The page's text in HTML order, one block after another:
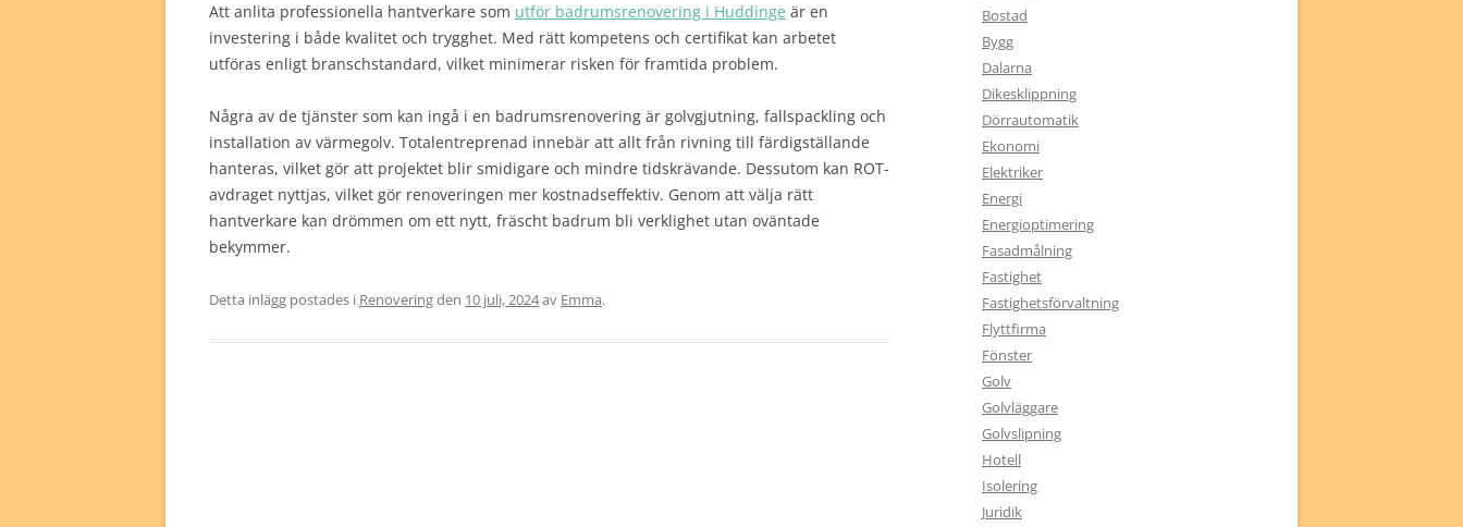
Att anlita professionella hantverkare som utför badrumsrenovering i Huddinge är en
investering i både kvalitet och trygghet. Med rätt kompetens och certifikat kan arbetet
utföras enligt branschstandard, vilket minimerar risken för framtida problem.
Några av de tjänster som kan ingå i en badrumsrenovering är golvgjutning, fallspackling och
installation av värmegolv. Totalentreprenad innebär att allt från rivning till färdigställande
hanteras, vilket gör att projektet blir smidigare och mindre tidskrävande. Dessutom kan ROT-
avdraget nyttjas, vilket gör renoveringen mer kostnadseffektiv. Genom att välja rätt
hantverkare kan drömmen om ett nytt, fräscht badrum bli verklighet utan oväntade
bekymmer.
Detta inlägg postades i Renoveringden 10 juli, 2024av Emma.
Bostad
Bygg
Dalarna
Dikesklippning
Dörrautomatik
Ekonomi
Elektriker
Energi
Energioptimering
Fasadmålning
Fastighet
Fastighetsförvaltning
Flyttfirma
Fönster
Golv
Golvläggare
Golvslipning
Hotell
Isolering
Juridik